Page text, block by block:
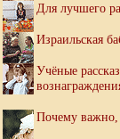
Для лучшего
Израильская
Учёные
Почему важно,